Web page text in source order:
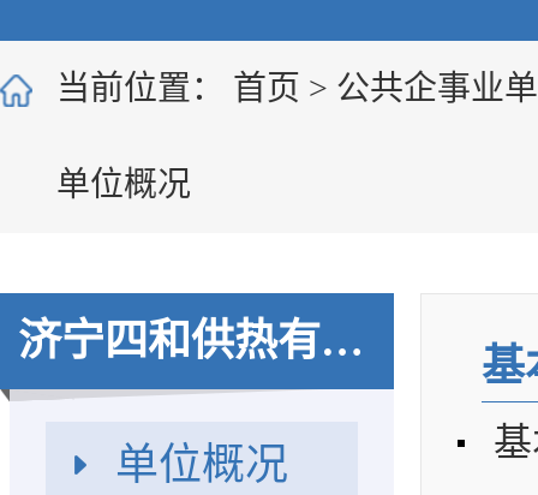
当前位置： 首页 > 公共企事业
单位概况
济宁四和供热有限公司
单位概况
基